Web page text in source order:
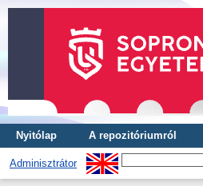
Nyitólap A repozitóriumról
Adminisztrátor